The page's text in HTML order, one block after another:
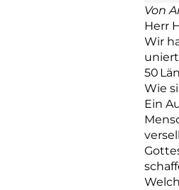
Von
Herr
Wir
50
Wie
Ein